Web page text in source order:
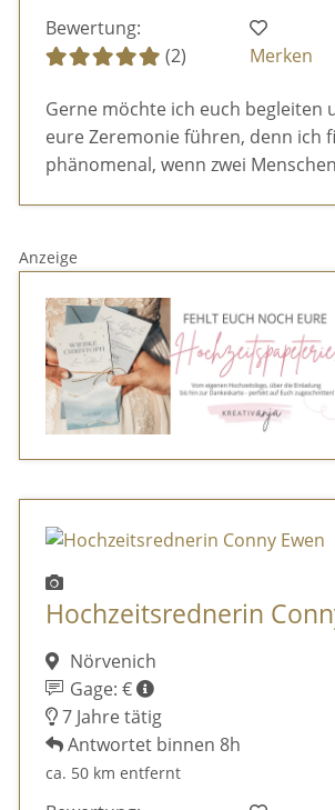
Bewertung:
(2)
Merken
Gerne möchte ich euch begleiten
eure Zeremonie führen, denn ich
phänomenal, wenn zwei
Anzeige
Hochzeitsrednerin
Nörvenich
Gage: €
7 Jahre tätig
Antwortet binnen 8h
ca. 50 km entfernt